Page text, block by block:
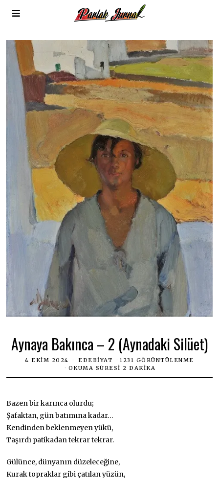
Aynaya Bakınca – 2 (Aynadaki Silüet)
4 EKIM 2024 EDEBIYAT
1231 GÖRÜNTÜLENME
OKUMA SÜRESI 2 DAKIKA
Bazen bir karınca olurdu;
Şafaktan, gün batımına kadar…
Kendinden beklenmeyen yükü,
Taşırdı patikadan tekrar tekrar.
Gülünce, dünyanın düzeleceğine,
Kurak topraklar gibi çatılan yüzün,